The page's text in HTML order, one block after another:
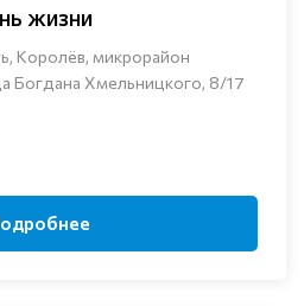
жизни
Королёв, микрорайон
Богдана Хмельницкого, 8/17